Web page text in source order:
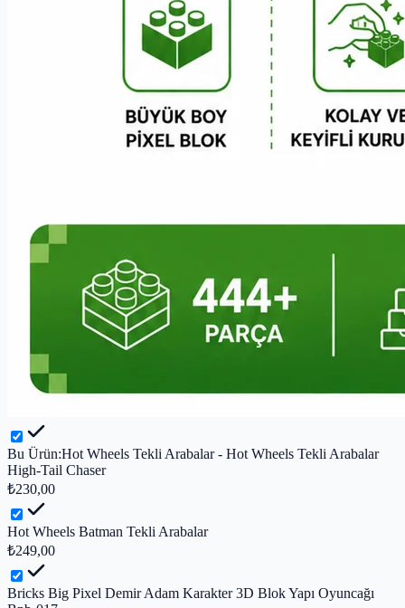
Bu Ürün:Hot Wheels Tekli Arabalar - Hot Wheels Tekli Arabalar
High-Tail Chaser
₺230,00
Hot Wheels Batman Tekli Arabalar
₺249,00
Bricks Big Pixel Demir Adam Karakter 3D Blok Yapı Oyuncağı